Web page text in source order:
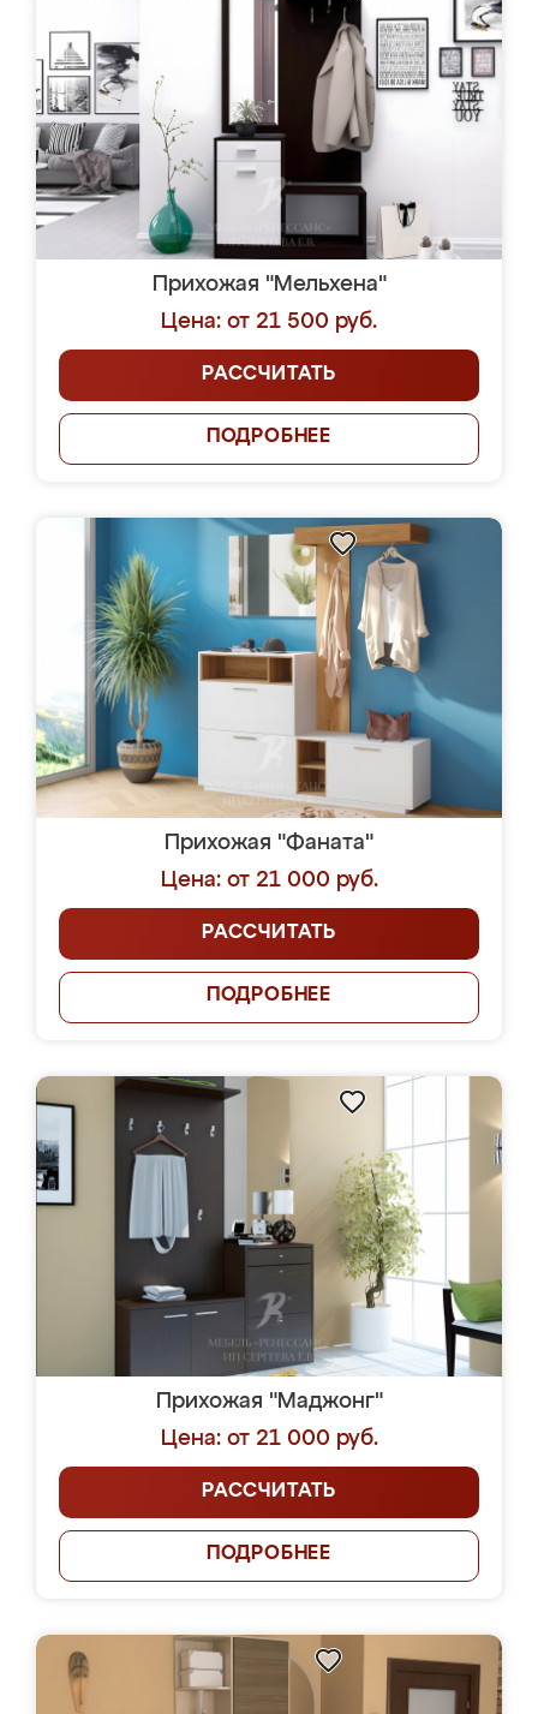
Прихожая "Мельхена"
Цена: от 21 500 руб.
РАССЧИТАТЬ
ПОДРОБНЕЕ
Прихожая "Фаната"
Цена: от 21 000 руб.
РАССЧИТАТЬ
ПОДРОБНЕЕ
Прихожая "Маджонг"
Цена: от 21 000 руб.
РАССЧИТАТЬ
ПОДРОБНЕЕ